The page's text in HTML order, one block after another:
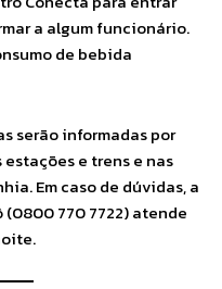
a algum funcionário.
de bebida
serão informadas por
e trens e nas
Em caso de dúvidas, a
770 7722) atende